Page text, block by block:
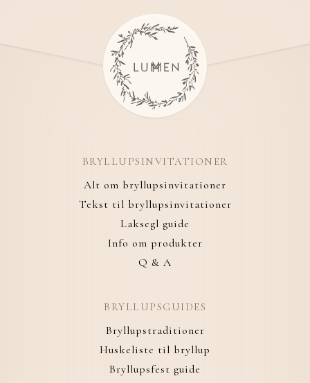
BRYLLUPSINVITATIONER
Alt om bryllupsinvitationer
Tekst til bryllupsinvitationer
Laksegl guide
Info om produkter
Q & A
BRYLLUPSGUIDES
Bryllupstraditioner
Huskeliste til bryllup
Bryllupsfest guide